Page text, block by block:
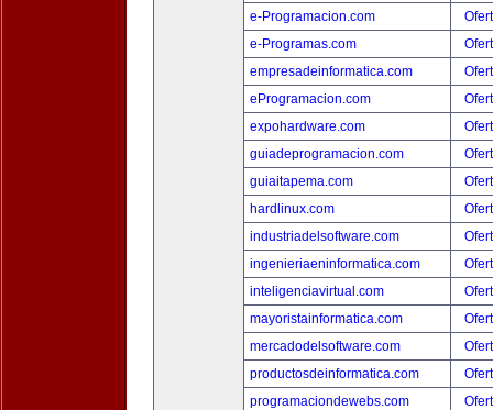
e-Programacion.com
e-Programas.com
empresadeinformatica.com
eProgramacion.com
expohardware.com
guiadeprogramacion.com
guiaitapema.com
hardlinux.com
industriadelsoftware.com
ingenieriaeninformatica.com
inteligenciavirtual.com
mayoristainformatica.com
mercadodelsoftware.com
productosdeinformatica.com
programaciondewebs.com